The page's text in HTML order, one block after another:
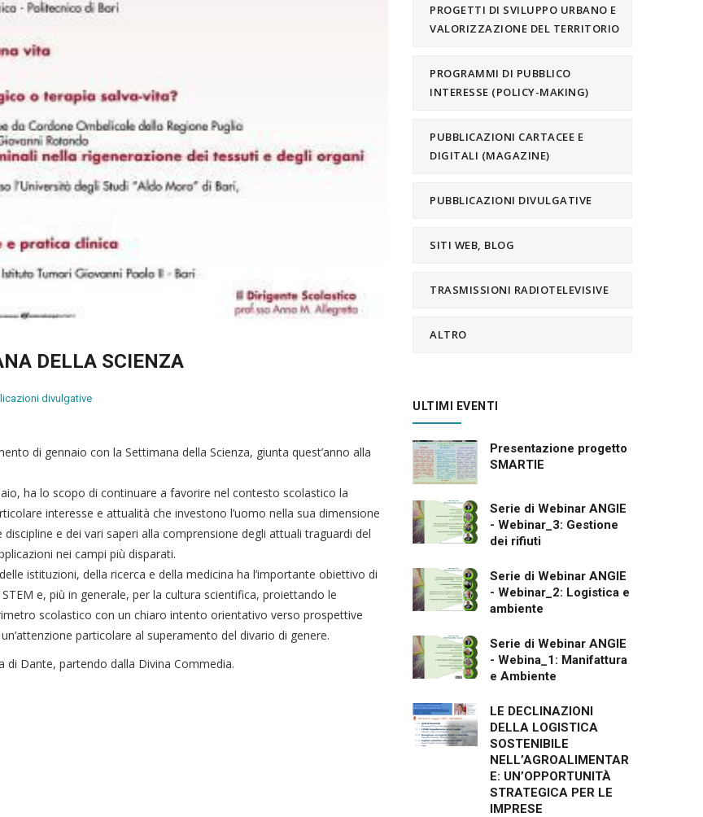
DELLA SCIENZA
divulgative
di gennaio con la Settimana della Scienza, giunta quest’anno alla
ha lo scopo di continuare a favorire nel contesto scolastico la
interesse e attualità che investono l’uomo nella sua dimensione
e dei vari saperi alla comprensione degli attuali traguardi del
nei campi più disparati.
istituzioni, della ricerca e della medicina ha l’importante obiettivo di
e, più in generale, per la cultura scientifica, proiettando le
scolastico con un chiaro intento orientativo verso prospettive
particolare al superamento del divario di genere.
Dante, partendo dalla Divina Commedia.
PROGETTI DI SVILUPPO URBANO E
VALORIZZAZIONE DEL TERRITORIO
PROGRAMMI DI PUBBLICO
INTERESSE (POLICY-MAKING)
PUBBLICAZIONI CARTACEE E
DIGITALI (MAGAZINE)
PUBBLICAZIONI DIVULGATIVE
SITI WEB, BLOG
TRASMISSIONI RADIOTELEVISIVE
ALTRO
ULTIMI EVENTI
Presentazione progetto
SMARTIE
Serie di Webinar ANGIE
- Webinar_3: Gestione
dei rifiuti
Serie di Webinar ANGIE
- Webinar_2: Logistica e
ambiente
Serie di Webinar ANGIE
- Webina_1: Manifattura
e Ambiente
LE DECLINAZIONI
DELLA LOGISTICA
SOSTENIBILE
NELL’AGROALIMENTAR
E: UN’OPPORTUNITÀ
STRATEGICA PER LE
IMPRESE